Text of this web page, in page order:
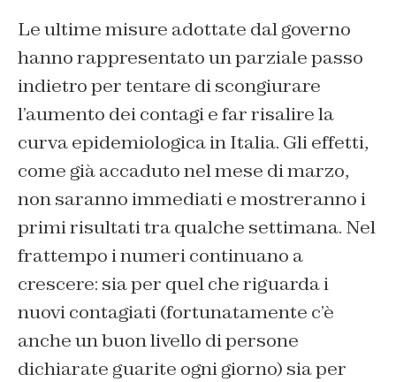
Le ultime misure adottate dal governo
hanno rappresentato un parziale passo
indietro per tentare di scongiurare
l’aumento dei contagi e far risalire la
curva epidemiologica in Italia. Gli effetti,
come già accaduto nel mese di marzo,
non saranno immediati e mostreranno i
primi risultati tra qualche settimana. Nel
frattempo i numeri continuano a
crescere: sia per quel che riguarda i
nuovi contagiati (fortunatamente c’è
anche un buon livello di persone
dichiarate guarite ogni giorno) sia per